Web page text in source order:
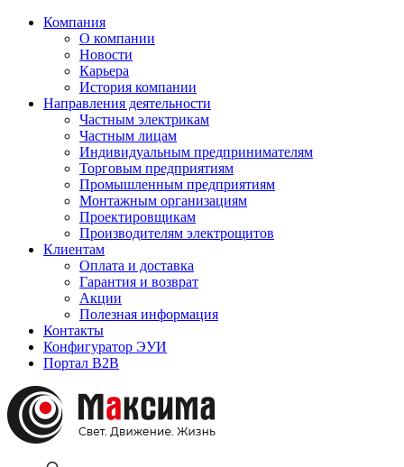
Компания
О компании
Новости
Карьера
История компании
Направления деятельности
Частным электрикам
Частным лицам
Индивидуальным предпринимателям
Торговым предприятиям
Промышленным предприятиям
Монтажным организациям
Проектировщикам
Производителям электрощитов
Клиентам
Оплата и доставка
Гарантия и возврат
Акции
Полезная информация
Контакты
Конфигуратор ЭУИ
Портал B2B